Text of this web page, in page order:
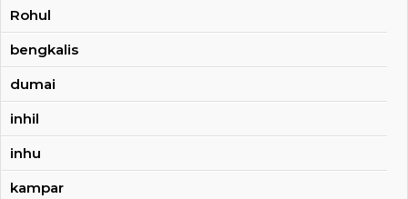
Rohul
bengkalis
dumai
inhil
inhu
kampar